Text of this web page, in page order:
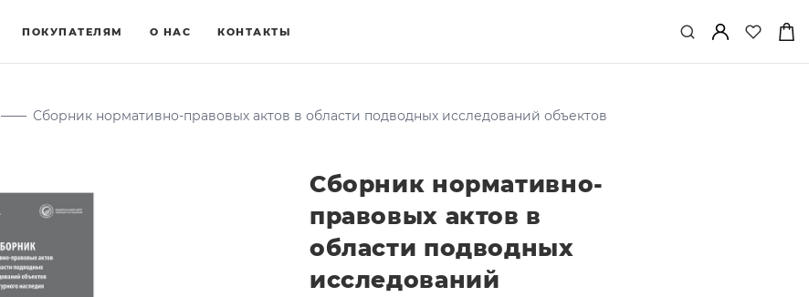
ПОКУПАТЕЛЯМ О НАС КОНТАКТЫ
—— Сборник нормативно-правовых актов в области подводных исследований объектов
Сборник нормативно-
правовых актов в
области подводных
исследований